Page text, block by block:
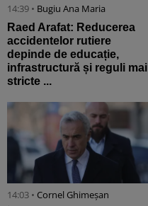
14:39 • Bugiu ⁠Ana Maria
Raed Arafat: Reducerea
accidentelor rutiere
depinde de educație,
infrastructură și reguli mai
stricte ...
14:03 • Cornel Ghimeșan